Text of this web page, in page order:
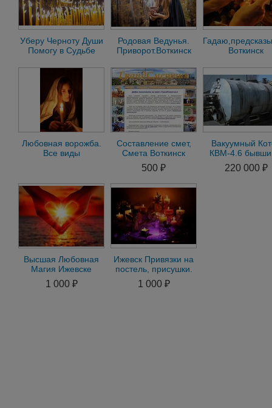
Уберу Черноту Души
Помогу в Судьбе
Родовая Ведунья.
Приворот.Воткинск
Воткинск
Любовная ворожба.
Все виды
Составление смет,
Смета Воткинск
500 ₽
Вакуумный
КВМ-4.6
220 000 ₽
Высшая Любовная
Магия Ижевске
Приворот Ижевске
Вернуть Мужа Жену
1 000 ₽
Ижевск Привязки на
постель, присушки.
Помощь в день
обращения
1 000 ₽